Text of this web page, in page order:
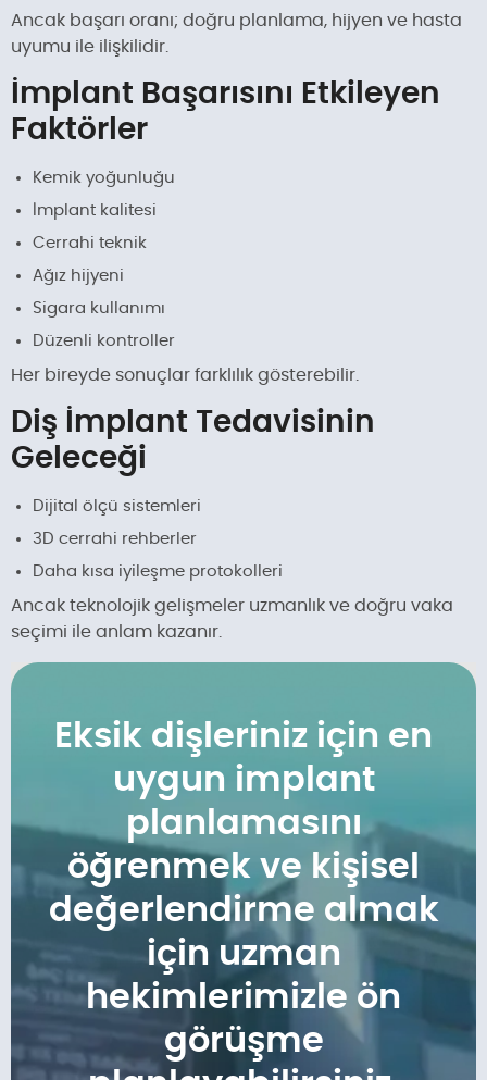
Ancak başarı oranı; doğru planlama, hijyen ve hasta
uyumu ile ilişkilidir.
İmplant Başarısını Etkileyen
Faktörler
Kemik yoğunluğu
İmplant kalitesi
Cerrahi teknik
Ağız hijyeni
Sigara kullanımı
Düzenli kontroller
Her bireyde sonuçlar farklılık gösterebilir.
Diş İmplant Tedavisinin
Geleceği
Dijital ölçü sistemleri
3D cerrahi rehberler
Daha kısa iyileşme protokolleri
Ancak teknolojik gelişmeler uzmanlık ve doğru vaka
seçimi ile anlam kazanır.
Eksik dişleriniz için en
uygun implant
planlamasını
öğrenmek ve kişisel
değerlendirme almak
için uzman
hekimlerimizle ön
görüşme